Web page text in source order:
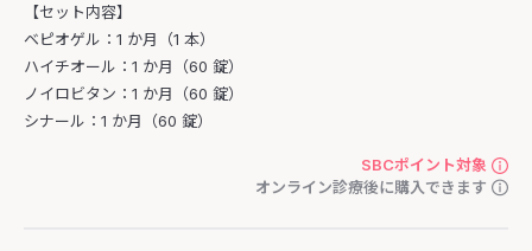
【セット内容】
ベピオゲル：1 か月（1 本）
ハイチオール：1 か月（60 錠）
ノイロビタン：1 か月（60 錠）
シナール：1 か月（60 錠）
SBCポイント対象
オンライン診療後に購入できます